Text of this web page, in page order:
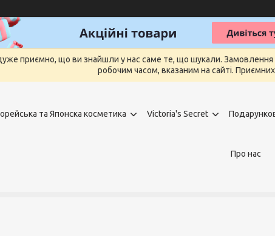
приємно, що ви знайшли у нас саме те, що шукали.
робочим часом, вказаним на сайті.
та Японска косметика Victoria's Secret
Про нас